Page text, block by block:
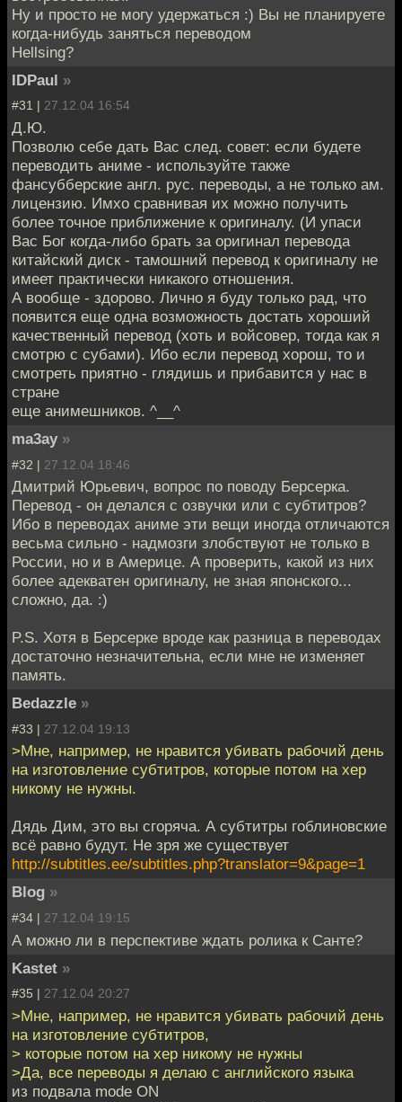
Ну и просто не могу удержаться :) Вы не планируете
когда-нибудь заняться переводом
Hellsing?
IDPaul »
#31 | 27.12.04 16:54
Д.Ю.
Позволю себе дать Вас след. совет: если будете
переводить аниме - используйте также
фансубберские англ. рус. переводы, а не только ам.
лицензию. Имхо сравнивая их можно получить
более точное приближение к оригиналу. (И упаси
Вас Бог когда-либо брать за оригинал перевода
китайский диск - тамошний перевод к оригиналу не
имеет практически никакого отношения.
А вообще - здорово. Лично я буду только рад, что
появится еще одна возможность достать хороший
качественный перевод (хоть и войсовер, тогда как я
смотрю с субами). Ибо если перевод хорош, то и
смотреть приятно - глядишь и прибавится у нас в
стране
еще анимешников. ^__^
ma3ay »
#32 | 27.12.04 18:46
Дмитрий Юрьевич, вопрос по поводу Берсерка.
Перевод - он делался с озвучки или с субтитров?
Ибо в переводах аниме эти вещи иногда отличаются
весьма сильно - надмозги злобствуют не только в
России, но и в Америце. А проверить, какой из них
более адекватен оригиналу, не зная японского...
сложно, да. :)
P.S. Хотя в Берсерке вроде как разница в переводах
достаточно незначительна, если мне не изменяет
память.
Bedazzle »
#33 | 27.12.04 19:13
>Мне, например, не нравится убивать рабочий день
на изготовление субтитров, которые потом на хер
никому не нужны.
Дядь Дим, это вы сгоряча. А субтитры гоблиновские
всё равно будут. Не зря же существует
http://subtitles.ee/subtitles.php?translator=9&page=1
Blog »
#34 | 27.12.04 19:15
А можно ли в перспективе ждать ролика к Санте?
Kastet »
#35 | 27.12.04 20:27
>Мне, например, не нравится убивать рабочий день
на изготовление субтитров,
> которые потом на хер никому не нужны
>Да, все переводы я делаю с английского языка
из подвала mode ON